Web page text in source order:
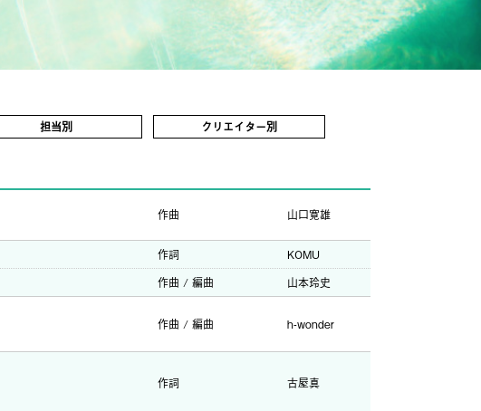
担当別 クリエイター別
作曲 山口寛雄
作詞
KOMU
作曲 / 編曲 山本玲史
作曲 / 編曲 h-wonder
作詞 古屋真